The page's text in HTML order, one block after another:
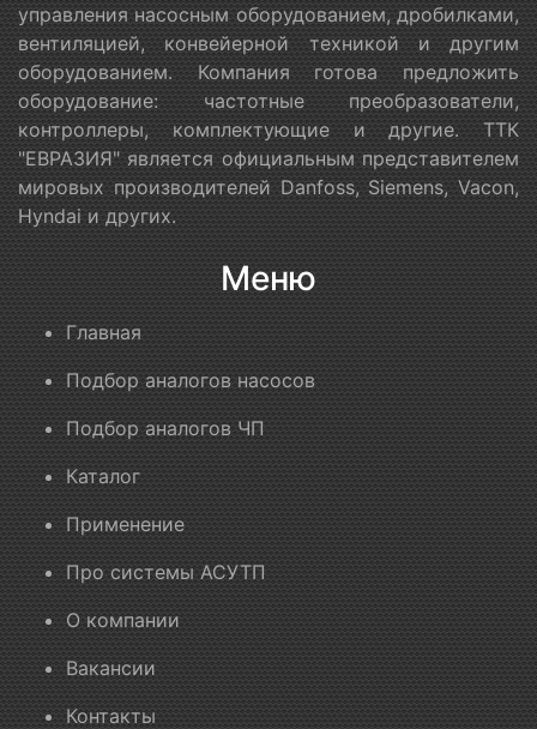
управления насосным оборудованием, дробилками,
вентиляцией, конвейерной техникой и другим
оборудованием. Компания готова предложить
оборудование: частотные преобразователи,
контроллеры, комплектующие и другие. ТТК
"ЕВРАЗИЯ" является официальным представителем
мировых производителей Danfoss, Siemens, Vacon,
Hyndai и других.
Меню
Главная
Подбор аналогов насосов
Подбор аналогов ЧП
Каталог
Применение
Про системы АСУТП
О компании
Вакансии
Контакты